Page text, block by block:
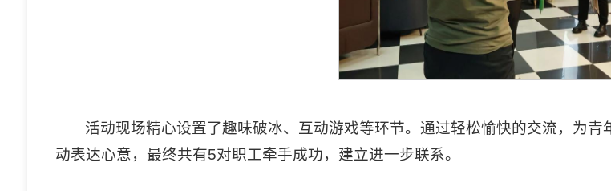
活动现场精心设置了趣味破冰、互动游戏等环节。通过轻松愉快的交流，为
动表达心意，最终共有5对职工牵手成功，建立进一步联系。